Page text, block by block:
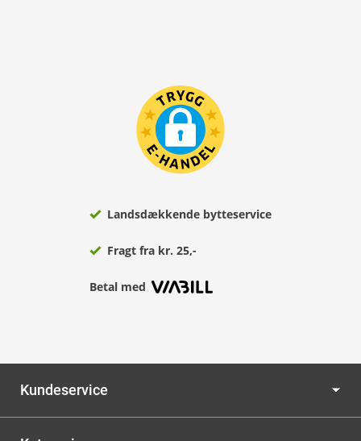
Landsdækkende bytteservice
Fragt fra kr. 25,-
Betal med
Kundeservice